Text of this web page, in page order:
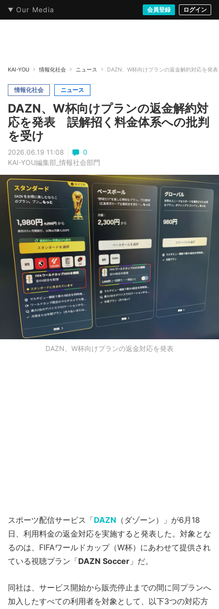
Our Media 会員登録 ログイン
本・文芸 情報化社会 音楽・映像 ゲームストリート
KAI-YOU 情報化社会 ニュース DAZN、W杯向けプランの返金解約対応を発
情報化社会 ニュース
DAZN、W杯向けプランの返金解約対
応を発表 誤解招く料金体系への批判
を受け
2026.06.19 11:08
0
KAI-YOU編集部_情報社会部門
DAZN、W杯向けプランの返金対応を発表
スポーツ配信サービス「DAZN （ダゾーン）」が6月18
日、利用料金の返金対応を実施すると発表した。対象とな
るのは、FIFAワールドカップ（W杯）にあわせて提供され
ている視聴プラン「DAZN Soccer 」だ。
同社は、サービス開始から販売停止までの間に同プランへ
加入したすべての利用者を対象として、以下3つの対応方